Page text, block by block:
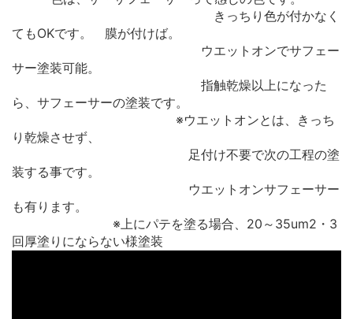
きっちり色が付かなく
てもOKです。 膜が付けば。
ウエットオンでサフェー
サー塗装可能。
指触乾燥以上になった
ら、サフェーサーの塗装です。
※ウエットオンとは、きっち
り乾燥させず、
足付け不要で次の工程の塗
装する事です。
ウエットオンサフェーサー
も有ります。
※上にパテを塗る場合、20～35um2・3
回厚塗りにならない様塗装